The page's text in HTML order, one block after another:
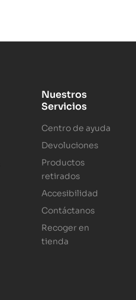
Nuestros
Servicios
Centro de ayuda
Devoluciones
Productos
retirados
Accesibilidad
Contáctanos
Recoger en
tienda